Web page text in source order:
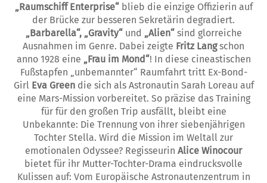
„Raumschiff Enterprise“blieb die einzige Offizierin auf
der Brücke zur besseren Sekretärin degradiert.
„Barbarella“, „Gravity“ und „Alien“sind glorreiche
Ausnahmen im Genre. Dabei zeigte Fritz Langschon
anno 1928 eine „Frau im Mond“! In diese cineastischen
Fußstapfen „unbemannter“ Raumfahrt tritt Ex-Bond-
Girl Eva Greendie sich als Astronautin Sarah Loreau auf
eine Mars-Mission vorbereitet. So präzise das Training
für für den großen Trip ausfällt, bleibt eine
Unbekannte: Die Trennung von ihrer siebenjährigen
Tochter Stella. Wird die Mission im Weltall zur
emotionalen Odyssee? Regisseurin Alice Winocour
bietet für ihr Mutter-Tochter-Drama eindrucksvolle
Kulissen auf: Vom Europäische Astronautenzentrum in